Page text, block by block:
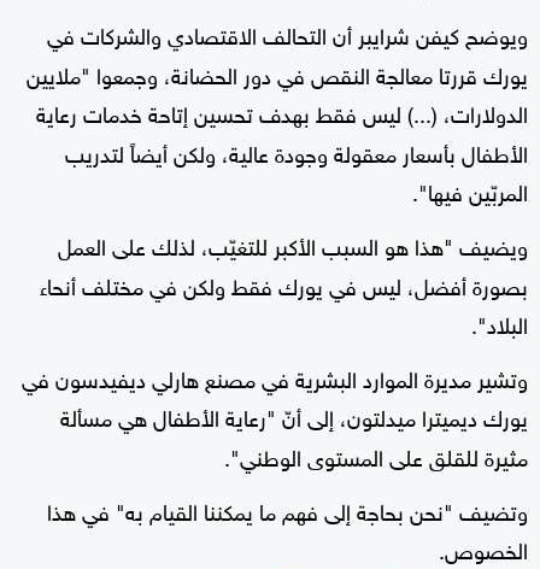
ويوضح كيفن شرايبر أن التحالف الاقتصادي والشركات في
يورك قررتا معالجة النقص في دور الحضانة، وجمعوا "ملايين
الدولارات، (...) ليس فقط بهدف تحسين إتاحة خدمات رعاية
الأطفال بأسعار معقولة وجودة عالية، ولكن أيضاً لتدريب
المربّين فيها".
ويضيف "هذا هو السبب الأكبر للتغيّب، لذلك على العمل
بصورة أفضل، ليس في يورك فقط ولكن في مختلف أنحاء
البلاد".
وتشير مديرة الموارد البشرية في مصنع هارلي ديفيدسون في
يورك ديميترا ميدلتون، إلى أنّ "رعاية الأطفال هي مسألة
مثيرة للقلق على المستوى الوطني".
وتضيف "نحن بحاجة إلى فهم ما يمكننا القيام به" في هذا
الخصوص.